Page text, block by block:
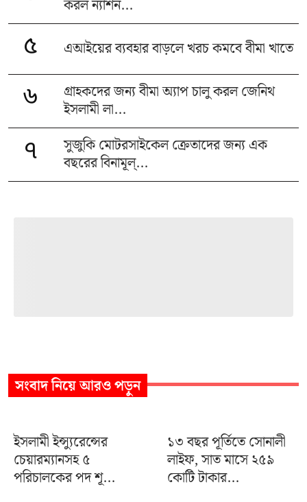
করল ন্যাশন...
৫ এআইয়ের ব্যবহার বাড়লে খরচ কমবে বীমা খাতে
৬
গ্রাহকদের জন্য বীমা অ্যাপ চালু করল জেনিথ
ইসলামী লা...
৭
সুজুকি মোটরসাইকেল ক্রেতাদের জন্য এক
বছরের বিনামূল্...
সংবাদনিয়ে আরও পড়ুন
ইসলামী ইন্স্যুরেন্সের
চেয়ারম্যানসহ ৫
পরিচালকের পদ শূ...
১৩ বছর পূর্তিতে সোনালী
লাইফ, সাত মাসে ২৫৯
কোটি টাকার...